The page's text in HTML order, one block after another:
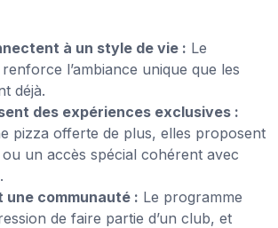
à un style de vie : Le
l’ambiance unique que les
déjà.
des expériences exclusives :
pizza offerte de plus, elles proposent
ou un accès spécial cohérent avec
une communauté : Le programme
de faire partie d’un club, et